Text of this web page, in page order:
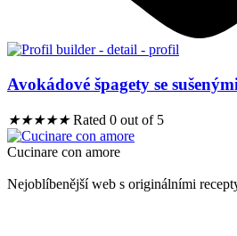
Avokádové špagety se
★★★★★ Rated 0 out of 5
Cucinare con amore
Nejoblíbenější web s originálními